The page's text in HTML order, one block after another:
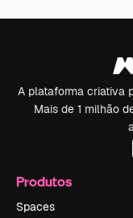
A plataforma criativa
Mais de 1 milhão
Produtos
Spaces